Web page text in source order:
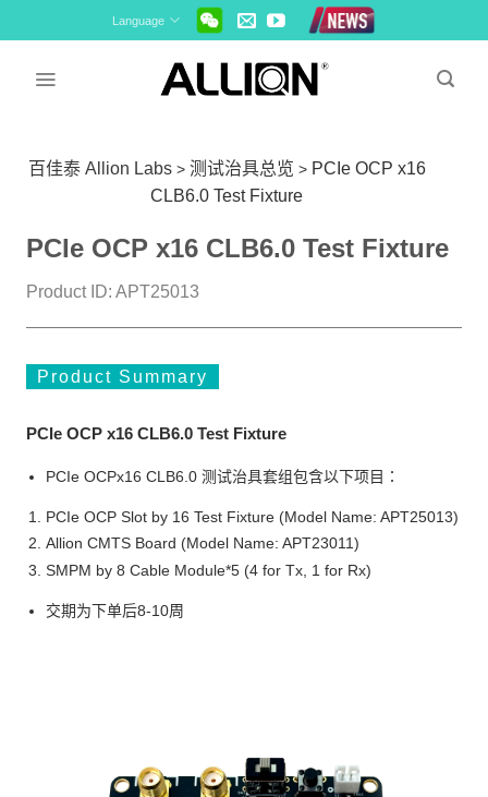
to
Language
百佳泰 Allion Labs> 测试治具总览 > PCIe OCP x16
CLB6.0 Test Fixture
PCIe OCP x16 CLB6.0 Test Fixture
Product ID: APT25013
Product Summary
PCIe OCP x16 CLB6.0 Test Fixture
PCIe OCPx16 CLB6.0 测试治具套组包含以下项目：
PCIe OCP Slot by 16 Test Fixture (Model Name: APT25013)
Allion CMTS Board (Model Name: APT23011)
SMPM by 8 Cable Module*5 (4 for Tx, 1 for Rx)
交期为下单后8-10周